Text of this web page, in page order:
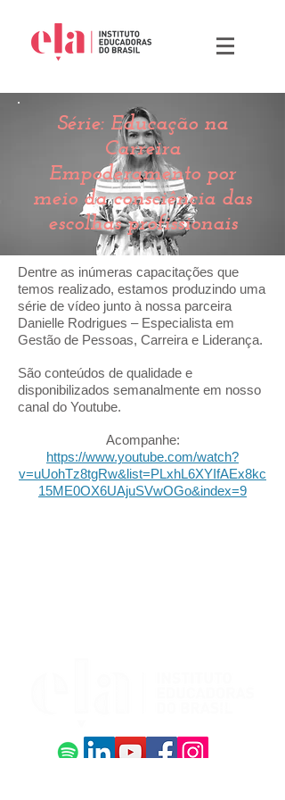
Série: Educação na
Carreira
Empoderamento por
meio da consciência das
escolhas profissionais
Dentre as inúmeras capacitações que
temos realizado, estamos produzindo uma
série de vídeo junto à nossa parceira
Danielle Rodrigues – Especialista em
Gestão de Pessoas, Carreira e Liderança.
São conteúdos de qualidade e
disponibilizados semanalmente em nosso
canal do Youtube.
Acompanhe:
https://www.youtube.com/watch?
v=uUohTz8tgRw&list=PLxhL6XYIfAEx8kc
15ME0OX6UAjuSVwOGo&index=9